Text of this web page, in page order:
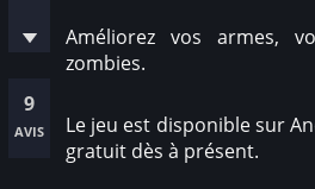
9
avis
Améliorez vos armes,
zombies.
Le jeu est disponible sur
gratuit dès à présent.